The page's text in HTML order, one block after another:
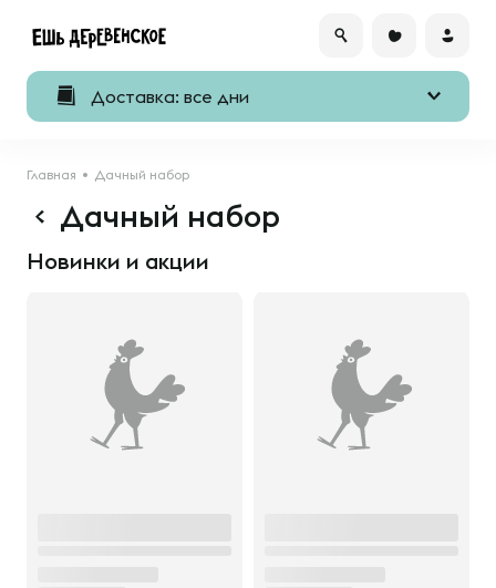
Доставка: все дни
Главная Дачный набор
Дачный набор
Новинки и акции